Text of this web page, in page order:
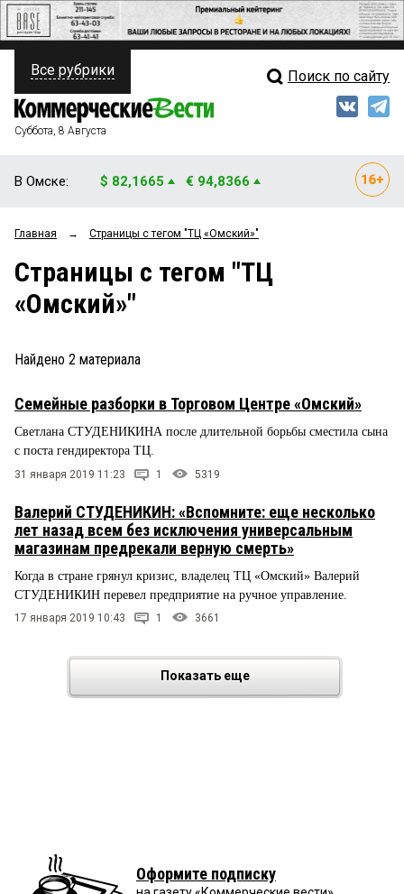
ПОЛИТИКА
ФИНАНСЫ
ОБЩЕСТВО
ЗАКОН
ПРОИСШЕСТВИЯ
СТИЛЬ ЖИЗНИ
Свежий выпуск
Мнения
Рейтинги
Все рубрики Поиск по сайту
Суббота, 8 Августа
В Омске: $ 82,1665 € 94,8366
Главная → Страницы c тегом "ТЦ «Омский»"
Страницы c тегом "ТЦ
«Омский»"
Найдено 2 материала
Семейные разборки в Торговом Центре «Омский»
Светлана СТУДЕНИКИНА после длительной борьбы сместила сына
с поста гендиректора ТЦ.
31 января 2019 11:23 1 5319
Валерий СТУДЕНИКИН: «Вспомните: еще несколько
лет назад всем без исключения универсальным
магазинам предрекали верную смерть»
Когда в стране грянул кризис, владелец ТЦ «Омский» Валерий
СТУДЕНИКИН перевел предприятие на ручное управление.
17 января 2019 10:43 1 3661
Показать еще
Оформите подписку